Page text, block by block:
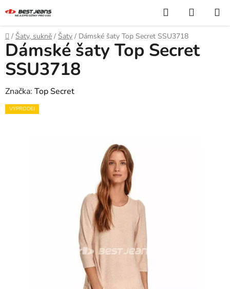
na
obsah
Hledat
KOŠÍK
Domů
/ Šaty, sukně / Šaty / Dámské šaty Top Secret SSU3718
Dámské šaty Top Secret
SSU3718
Značka: Top Secret
VÝPRODEJ